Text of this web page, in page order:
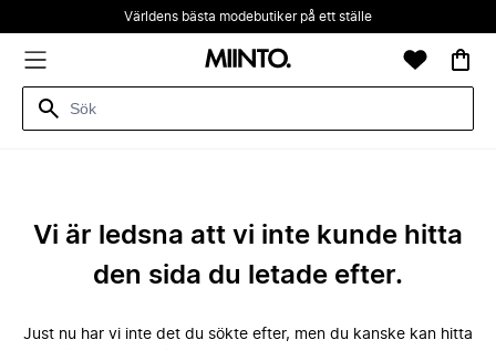
Världens bästa modebutiker på ett ställe
Vi är ledsna att vi inte kunde hitta
den sida du letade efter.
Just nu har vi inte det du sökte efter, men du kanske kan hitta